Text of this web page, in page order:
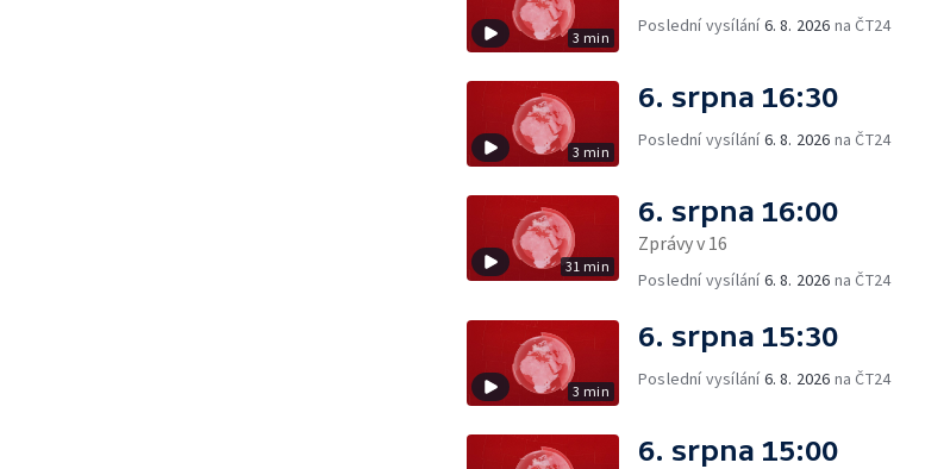
3 min
Poslední vysílání6. 8. 2026 na ČT24
3 min
6. srpna 16:30
Poslední vysílání6. 8. 2026 na ČT24
31 min
6. srpna 16:00
Zprávy v 16
Poslední vysílání6. 8. 2026 na ČT24
3 min
6. srpna 15:30
Poslední vysílání6. 8. 2026 na ČT24
6. srpna 15:00